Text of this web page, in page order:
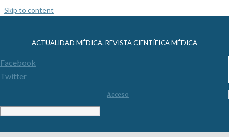
Skip to content
ACTUALIDAD MÉDICA. REVISTA CIENTÍFICA MÉDICA
Facebook
Twitter
Acceso